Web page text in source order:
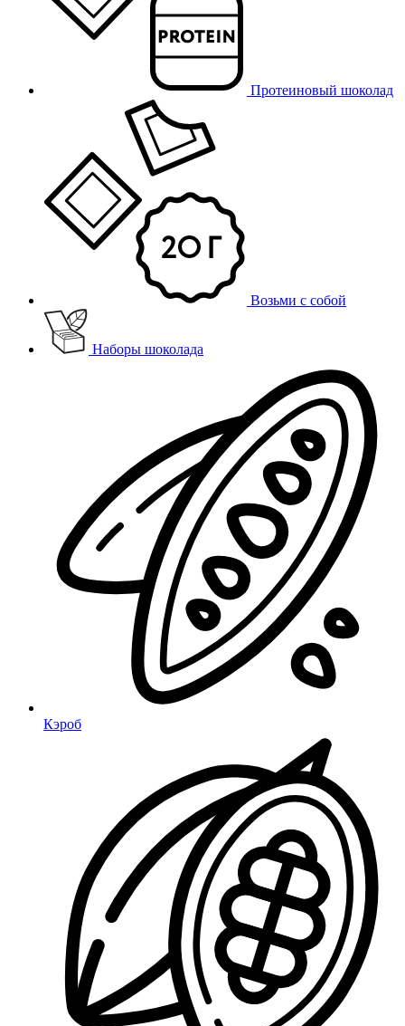
Протеиновый шоколад
Возьми с собой
Наборы шоколада
Кэроб